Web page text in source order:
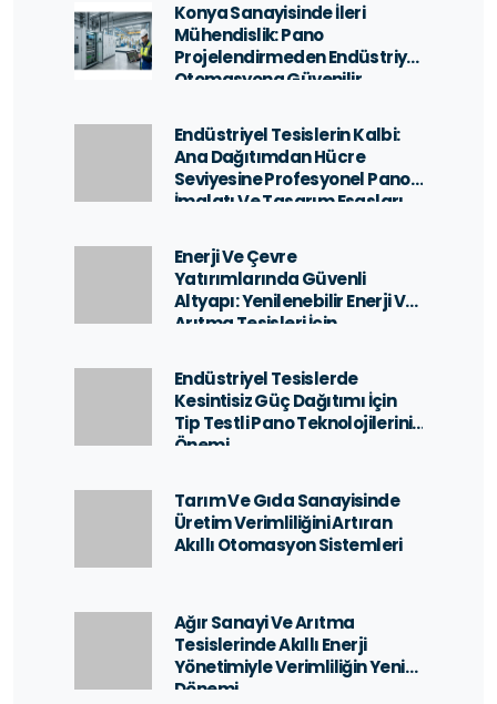
Konya Sanayisinde İleri
Mühendislik: Pano
Projelendirmeden Endüstriyel
Otomasyona Güvenilir
Endüstriyel Tesislerin Kalbi:
Ana Dağıtımdan Hücre
Seviyesine Profesyonel Pano
İmalatı Ve Tasarım Esasları
Enerji Ve Çevre
Yatırımlarında Güvenli
Altyapı: Yenilenebilir Enerji Ve
Arıtma Tesisleri İçin
Endüstriyel Tesislerde
Kesintisiz Güç Dağıtımı İçin
Tip Testli Pano Teknolojilerinin
Önemi
Tarım Ve Gıda Sanayisinde
Üretim Verimliliğini Artıran
Akıllı Otomasyon Sistemleri
Ağır Sanayi Ve Arıtma
Tesislerinde Akıllı Enerji
Yönetimiyle Verimliliğin Yeni
Dönemi